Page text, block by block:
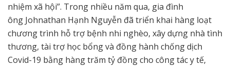
nhiệm xã hội”. Trong nhiều năm qua, gia đình
ông Johnathan Hạnh Nguyễn đã triển khai hàng loạt
chương trình hỗ trợ bệnh nhi nghèo, xây dựng nhà tình
thương, tài trợ học bổng và đồng hành chống dịch
Covid-19 bằng hàng trăm tỷ đồng cho công tác y tế,